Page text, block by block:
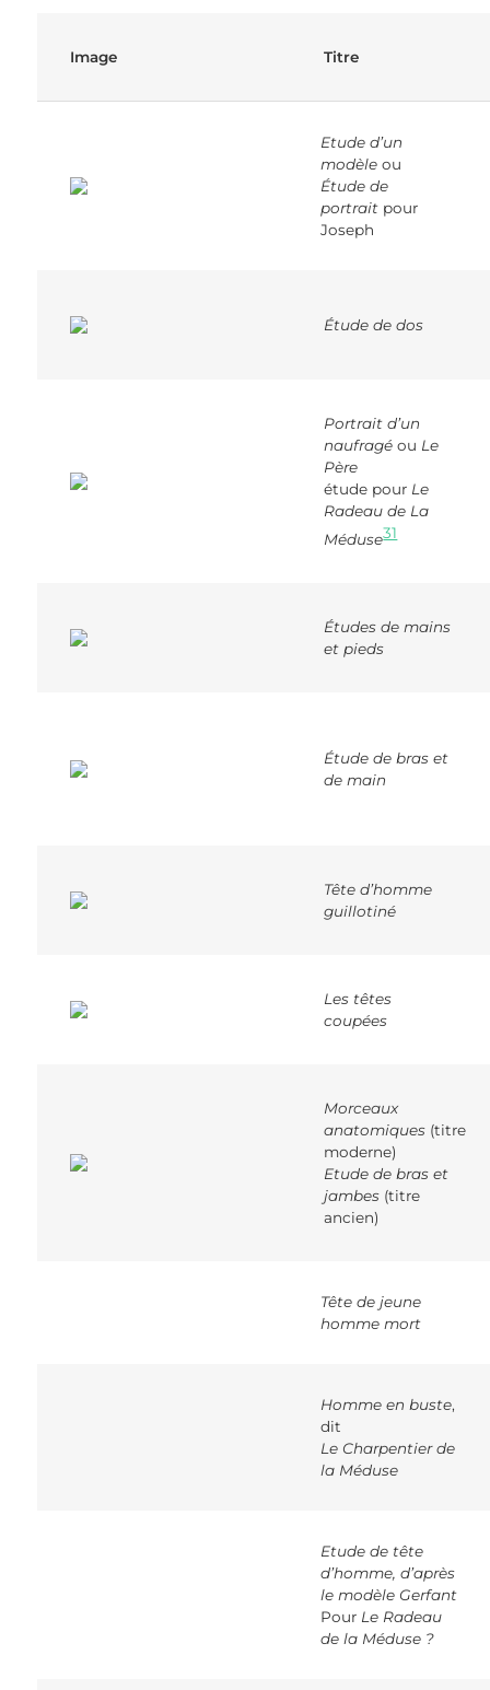
Image Titre
Etude d’un
modèleou
Étude de
portraitpour
Joseph
Étude de dos
Portrait d’un
naufragé ou Le
Père
étude pour Le
Radeau de La
Méduse31
Études de mains
et pieds
Étude de bras et
de main
Tête d’homme
guillotiné
Les têtes
coupées
Morceaux
anatomiques (titre
moderne)
Etude de bras et
jambes (titre
ancien)
Tête de jeune
homme mort
Homme en buste,
dit
Le Charpentier de
la Méduse
Etude de tête
d’homme, d’après
le modèle Gerfant
Pour Le Radeau
de la Méduse ?